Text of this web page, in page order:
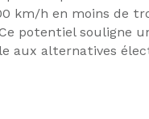
km/h en moins de
potentiel souligne
aux alternatives